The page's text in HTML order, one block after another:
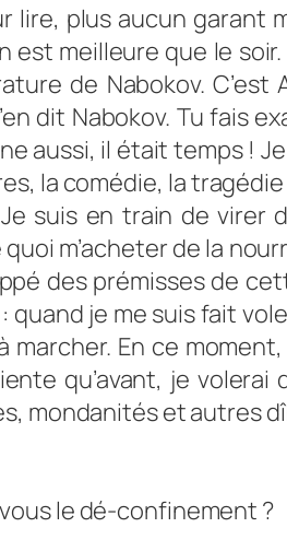
lire, plus aucun
meilleure que le
de Nabokov.
dit Nabokov. Tu fais
aussi, il était temps !
la comédie, la
suis en train de virer
m’acheter de la
des prémisses de
je me suis fait
marcher. En ce
qu’avant, je
mondanités et autres
le dé-confinement ?